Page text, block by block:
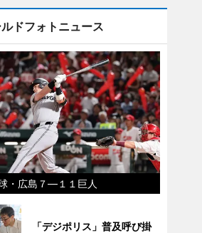
ドフォトニュース
・広島７―１１巨人
「デジポリス」普及呼び掛